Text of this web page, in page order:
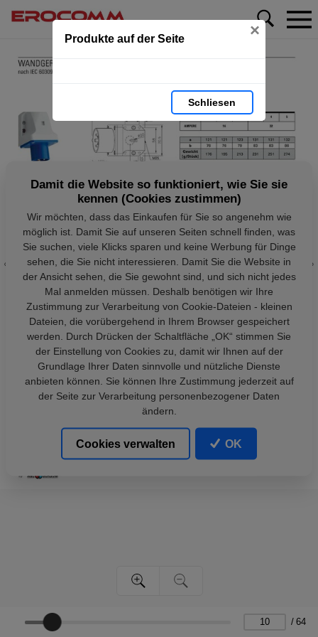
Produkte auf der Seite ×
Schliesen
/ 64
Damit die Website so funktioniert, wie Sie sie
kennen (Cookies zustimmen)
Wir möchten, dass das Einkaufen für Sie so angenehm wie
möglich ist. Damit Sie auf unseren Seiten schnell finden, was
Sie suchen, viele Klicks sparen und keine Werbung für Dinge
sehen, die Sie nicht interessieren. Damit Sie die Website in
der Ansicht sehen, die Sie gewohnt sind, und sich nicht jedes
Mal anmelden müssen. Deshalb benötigen wir Ihre
Zustimmung zur Verarbeitung von Cookie-Dateien - kleinen
Dateien, die vorübergehend in Ihrem Browser gespeichert
werden. Durch Drücken der Schaltfläche „OK“ stimmen Sie
der Einstellung von Cookies zu, damit wir Ihnen auf der
Grundlage Ihrer Daten sinnvolle und nützliche Dienste
anbieten können. Sie können Ihre Zustimmung jederzeit auf
der Seite zur Verarbeitung personenbezogener Daten
ändern.
Cookies verwalten OK